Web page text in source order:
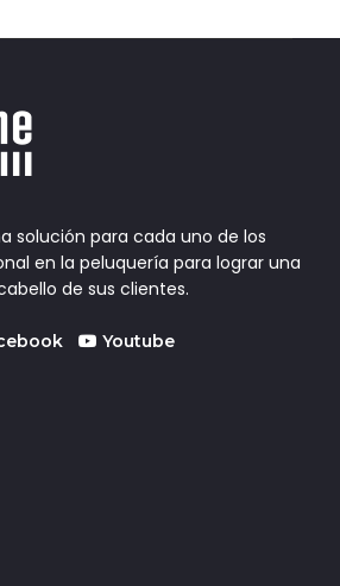
solución para cada uno de los
en la peluquería para lograr una
de sus clientes.
Youtube